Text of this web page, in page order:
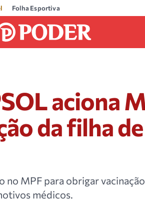
Folha Esportiva
aciona
da filha
no MPF para obrigar
médicos.